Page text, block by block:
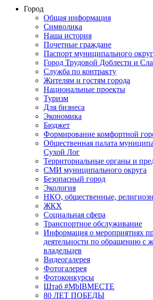
Город
Общая информация
Символика
Наша история
Почетные граждане
Паспорт муниципального
Город Трудовой Доблести и
Служба по контракту
Жителям и гостям города
Национальные проекты
Туризм
Для бизнеса
Экономика
Бюджет
Формирование комфортной
Общественная палата
Сухой Лог
Территориальные органы и
СМИ муниципального округа
Безопасный город
Экология
НКО, общественные,
ЖКХ
Социальная сфера
Транспортное обслуживание
Информация о мероприятиях
деятельности по обращению с
владельцев
Видеогалерея
Фотогалерея
Фотоконкурсы
Штаб #MbIBMECTE
80 ЛЕТ ПОБЕДЫ